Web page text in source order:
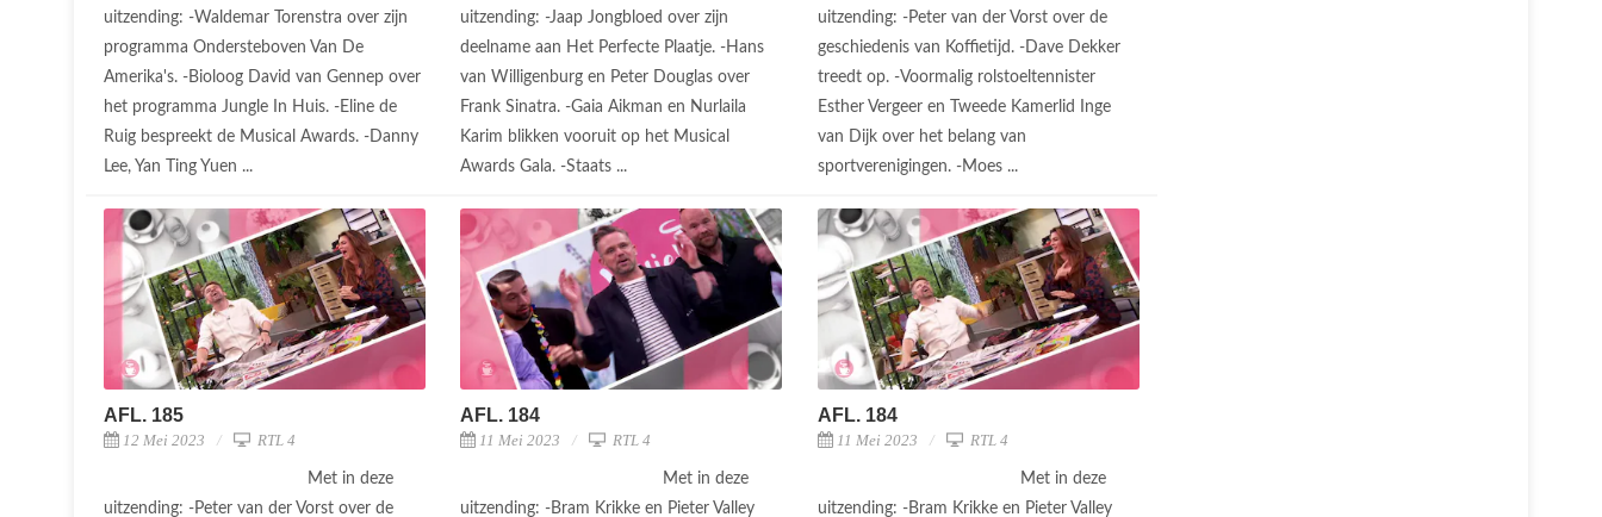
uitzending: -Waldemar Torenstra over zijn
programma Ondersteboven Van De
Amerika's. -Bioloog David van Gennep over
het programma Jungle In Huis. -Eline de
Ruig bespreekt de Musical Awards. -Danny
Lee, Yan Ting Yuen ...
uitzending: -Jaap Jongbloed over zijn
deelname aan Het Perfecte Plaatje. -Hans
van Willigenburg en Peter Douglas over
Frank Sinatra. -Gaia Aikman en Nurlaila
Karim blikken vooruit op het Musical
Awards Gala. -Staats ...
uitzending: -Peter van der Vorst over de
geschiedenis van Koffietijd. -Dave Dekker
treedt op. -Voormalig rolstoeltennister
Esther Vergeer en Tweede Kamerlid Inge
van Dijk over het belang van
sportverenigingen. -Moes ...
AFL. 185
12 Mei 2023 RTL 4
Met in deze
uitzending: -Peter van der Vorst over de
AFL. 184
11 Mei 2023 RTL 4
Met in deze
uitzending: -Bram Krikke en Pieter Valley
AFL. 184
11 Mei 2023 RTL 4
Met in deze
uitzending: -Bram Krikke en Pieter Valley